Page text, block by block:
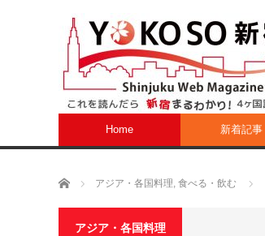
Home 新着記事
ホーム アジア・各国料理, 食べる・飲む
アジア・各国料理